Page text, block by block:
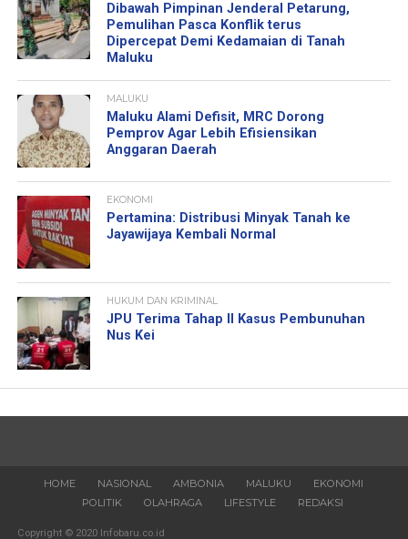
Dibawah Pimpinan Jenderal Petarung,
Pemulihan Pasca Konflik terus
Dipercepat Demi Kedamaian di Tanah
Maluku
MALUKU
Maluku Alami Defisit, MRC Dorong
Pemprov Agar Lebih Efisiensikan
Anggaran Daerah
EKONOMI
Pertamina: Distribusi Minyak Tanah ke
Jayawijaya Kembali Normal
HUKUM DAN KRIMINAL
JPU Terima Tahap II Kasus Pembunuhan
Nus Kei
HOME NASIONAL AMBONIA MALUKU
EKONOMI
POLITIK
OLAHRAGA LIFESTYLE REDAKSI
Copyright © 2020 Infobaru.co.id